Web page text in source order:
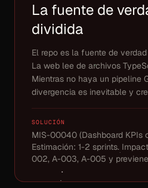
La fuente de
dividida
El repo es la fuente de
La web lee de archivos
Mientras no haya un pipeline
divergencia es inevitable y
SOLUCIÓN
MIS-00040 (Dashboard KPIs
Estimación: 1-2 sprints.
002, A-003, A-005 y